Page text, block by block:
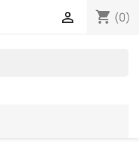
shopping_cart (0)
